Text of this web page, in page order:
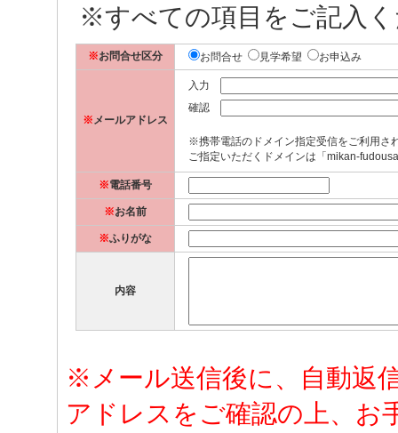
※すべての項目をご記入
※お問合せ区分 お問合せ 見学希望 お申込み
※メールアドレス
入力
確認
※携帯電話のドメイン指定受信をご利用さ
ご指定いただくドメインは「mikan-
※電話番号
※お名前
※ふりがな
内容
※メール送信後に、自動返
アドレスをご確認の上、お